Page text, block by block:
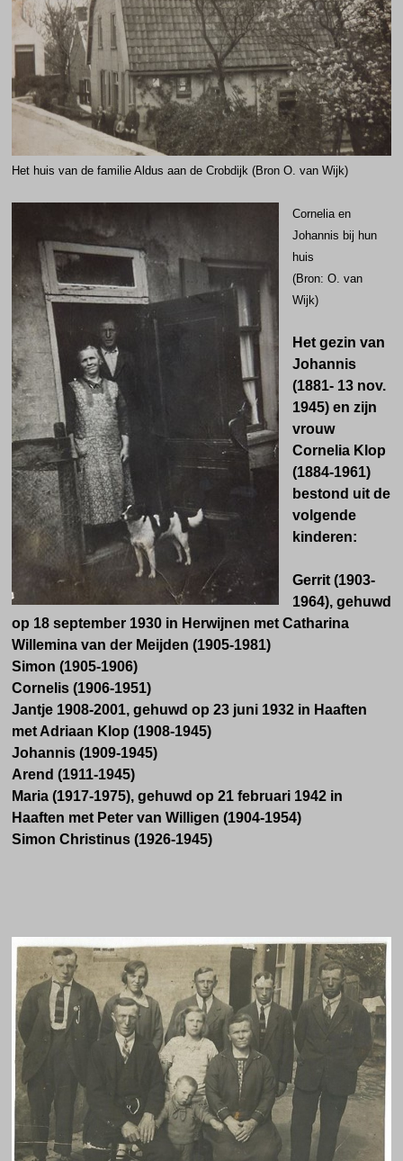
Het huis van de familie Aldus aan de Crobdijk (Bron O. van Wijk)
Cornelia en
Johannis bij hun
huis
(Bron: O. van
Wijk)
Het gezin van
Johannis
(1881- 13 nov.
1945) en zijn
vrouw
Cornelia Klop
(1884-1961)
bestond uit de
volgende
kinderen:
Gerrit (1903-
1964), gehuwd
op 18 september 1930 in Herwijnen met Catharina
Willemina van der Meijden (1905-1981)
Simon (1905-1906)
Cornelis (1906-1951)
Jantje 1908-2001, gehuwd op 23 juni 1932 in Haaften
met Adriaan Klop (1908-1945)
Johannis (1909-1945)
Arend (1911-1945)
Maria (1917-1975), gehuwd op 21 februari 1942 in
Haaften met Peter van Willigen (1904-1954)
Simon Christinus (1926-1945)